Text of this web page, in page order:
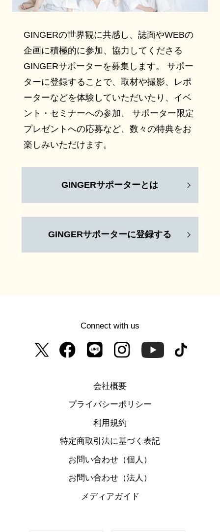
GINGERの世界観に共感し、誌面やWEBの
企画に積極的に参加、協力してくださる
GINGERサポーターを募集します。 サポー
ターに登録することで、取材や撮影、レポ
ーターなどを体験していただいたり、イベ
ント・セミナーへの参加、 サポーター限定
プレゼントへの応募など、数々の特典をお
楽しみいただけます。
GINGERサポーターとは
GINGERサポーターに登録する
Connect with us
会社概要
プライバシーポリシー
利用規約
特定商取引法に基づく表記
お問い合わせ（個人）
お問い合わせ（法人）
メディアガイド